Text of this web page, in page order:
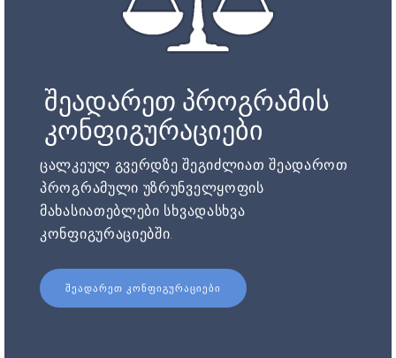
შეადარეთ პროგრამის
კონფიგურაციები
ცალკეულ გვერდზე შეგიძლიათ შეადაროთ
პროგრამული უზრუნველყოფის
მახასიათებლები სხვადასხვა
კონფიგურაციებში.
ᲨᲔᲐᲓᲐᲠᲔᲗ ᲙᲝᲜᲤᲘᲒᲣᲠᲐᲪᲘᲔᲑᲘ